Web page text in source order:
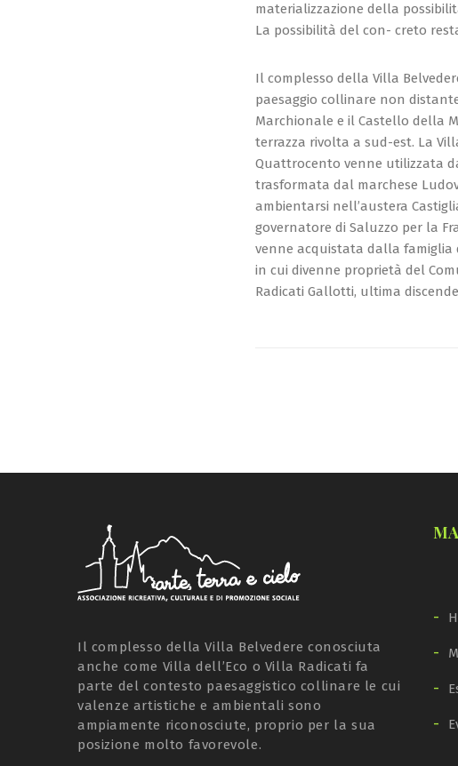
materializzazione della
La possibilità del con- creto
Il complesso della Villa
paesaggio collinare non
Marchionale e il Castello della
terrazza rivolta a sud-est. La
Quattrocento venne utilizzata
trasformata dal marchese
ambientarsi nell’austera
governatore di Saluzzo per la
venne acquistata dalla famiglia
in cui divenne proprietà del
Radicati Gallotti, ultima
Il complesso della Villa Belvedere conosciuta
anche come Villa dell’Eco o Villa Radicati fa
parte del contesto paesaggistico collinare le cui
valenze artistiche e ambientali sono
ampiamente riconosciute, proprio per la sua
posizione molto favorevole.